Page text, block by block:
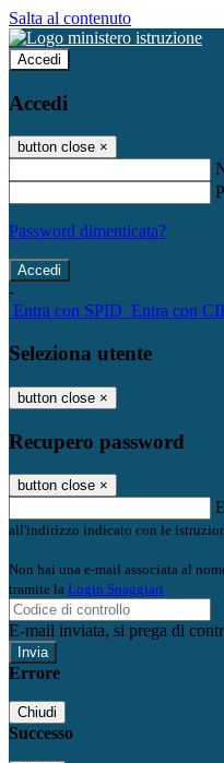
Salta al contenuto
Accedi
Accedi
button close ×
Password dimenticata?
-
Entra con SPID Entra con
Seleziona utente
button close ×
Recupero password
button close ×
all'indirizzo indicato con le
Non hai una e-mail associata al
tramite la Login Spaggiari
E-mail inviata, si prega di
Errore
Chiudi
Successo